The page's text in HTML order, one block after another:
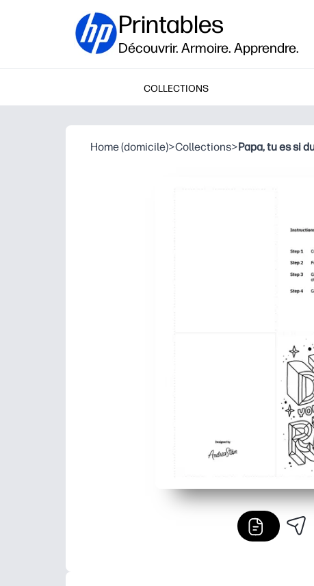
Printables
Découvrir. Armoire. Apprendre.
COLLECTIONS
Home (domicile)>Collections>Papa, tu es si